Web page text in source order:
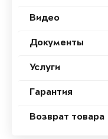
Видео
Документы
Услуги
Гарантия
Возврат товара